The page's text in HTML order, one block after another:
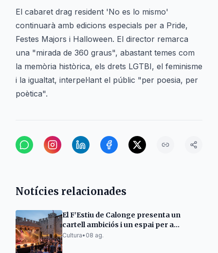
El cabaret drag resident 'No es lo mismo'
continuarà amb edicions especials per a Pride,
Festes Majors i Halloween. El director remarca
una "mirada de 360 graus", abastant temes com
la memòria històrica, els drets LGTBI, el feminisme
i la igualtat, interpel·lant el públic "per poesia, per
poètica".
Notícies relacionades
El F’Estiu de Calonge presenta un
cartell ambiciós i un espai per a
emergents
Cultura• 08 ag.